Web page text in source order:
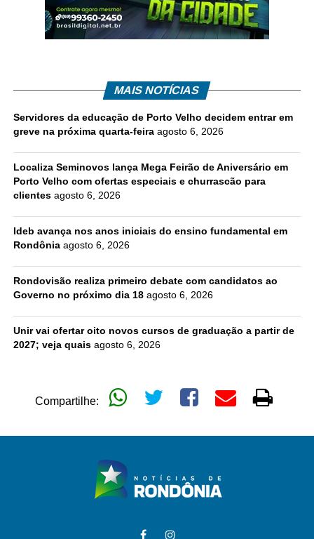
MAIS NOTÍCIAS
Servidores da educação de Porto Velho decidem entrar em
greve na próxima quarta-feira agosto 6, 2026
Localiza Seminovos lança Mega Feirão de Aniversário em
Porto Velho com ofertas especiais e churrascão para
clientes agosto 6, 2026
Ideb avança nos anos iniciais do ensino fundamental em
Rondônia agosto 6, 2026
Rondovisão realiza primeiro debate com candidatos ao
Governo no próximo dia 18 agosto 6, 2026
Unir vai ofertar oito novos cursos de graduação a partir de
2027; veja quais agosto 6, 2026
Compartilhe: